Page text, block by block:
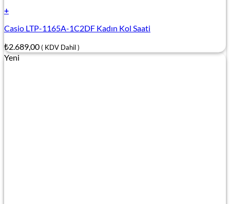
+
Casio LTP-1165A-1C2DF Kadın Kol Saati
₺2.689,00( KDV Dahil )
Yeni